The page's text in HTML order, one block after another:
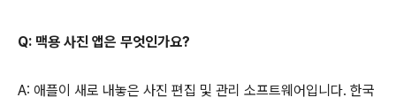
Q: 맥용 사진 앱은 무엇인가요?
A: 애플이 새로 내놓은 사진 편집 및 관리 소프트웨어입니다. 한국